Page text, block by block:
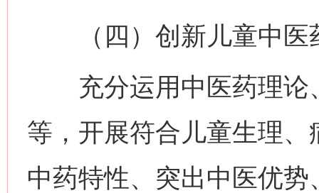
（四）创新儿童中医
充分运用中医药理论
等，开展符合儿童生理
中药特性、突出中医优